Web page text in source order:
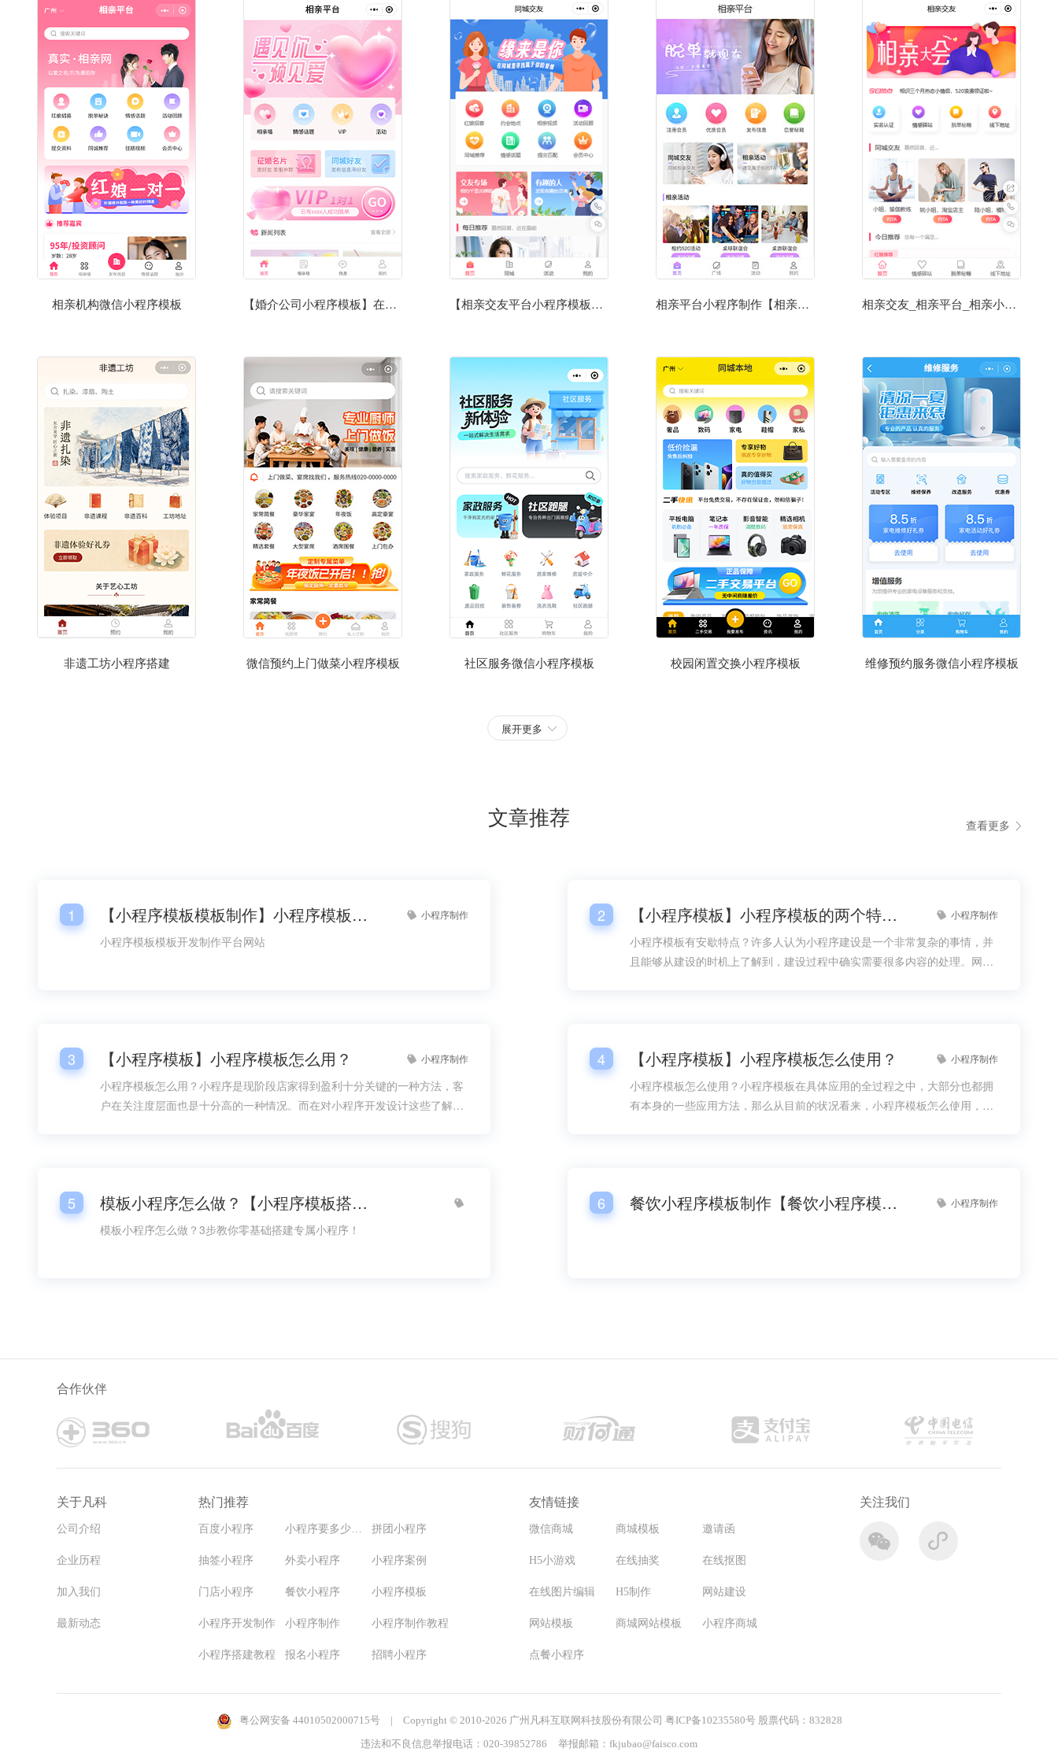
相亲机构微信小程序模板 【婚介公司小程序模板】在线相亲平台微信小程序模板 【相亲交友平台小程序模板】相亲交友同城微信小程序模板 相亲平台小程序制作【相亲平台微信小程序模板】 相亲交友_相亲平台_相亲小程序模板源码
非遗工坊小程序搭建 微信预约上门做菜小程序模板 社区服务微信小程序模板 校园闲置交换小程序模板 维修预约服务微信小程序模板
商旅-商旅平台企业小程序模板 送水-送水公司小程序开发模板
展开更多
文章推荐 查看更多
1 【小程序模板模板制作】小程序模板模板开发平台网站 小程序制作
小程序模板模板开发制作平台网站
2 【小程序模板】小程序模板的两个特点！ 小程序制作
小程序模板有安歇特点？许多人认为小程序建设是一个非常复杂的事情，并
且能够从建设的时机上了解到，建设过程中确实需要很多内容的处理。网页
3 【小程序模板】小程序模板怎么用？ 小程序制作
小程序模板怎么用？小程序是现阶段店家得到盈利十分关键的一种方法，客
户在关注度层面也是十分高的一种情况。而在对小程序开发设计这些了解的
4 【小程序模板】小程序模板怎么使用？ 小程序制作
小程序模板怎么使用？小程序模板在具体应用的全过程之中，大部分也都拥
有本身的一些应用方法，那么从目前的状况看来，小程序模板怎么使用，它
5 模板小程序怎么做？【小程序模板搭建】
模板小程序怎么做？3步教你零基础搭建专属小程序！
6 餐饮小程序模板制作【餐饮小程序模板源码】 小程序制作
合作伙伴
关于凡科
公司介绍
企业历程
加入我们
最新动态
热门推荐
百度小程序 小程序要多少钱能开发 拼团小程序
抽签小程序 外卖小程序 小程序案例
门店小程序 餐饮小程序 小程序模板
小程序开发制作 小程序制作 小程序制作教程
小程序搭建教程 报名小程序 招聘小程序
友情链接
微信商城 商城模板 邀请函
H5小游戏 在线抽奖 在线抠图
在线图片编辑 H5制作 网站建设
网站模板 商城网站模板 小程序商城
点餐小程序
关注我们
粤公网安备 44010502000715号 | Copyright © 2010-2026 广州凡科互联网科技股份有限公司 粤ICP备10235580号 股票代码：832828
违法和不良信息举报电话：020-39852786 举报邮箱：fkjubao@faisco.com